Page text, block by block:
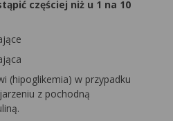
częściej niż u 1 na 10
(hipoglikemia) w przypadku
z pochodną